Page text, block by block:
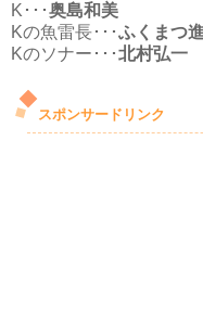
K･･･奥島和美
Kの魚雷長･･･ふくまつ
Kのソナー･･･北村弘一
スポンサードリンク